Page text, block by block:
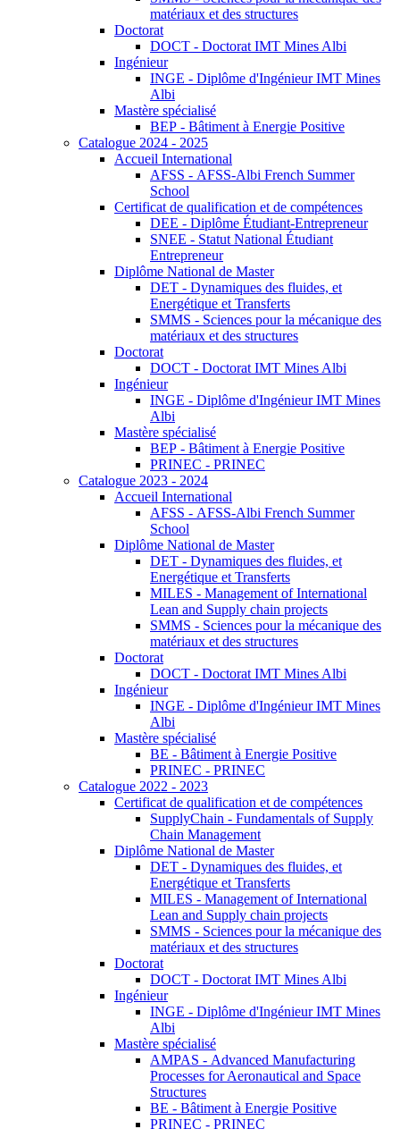
matériaux et des structures
Doctorat
DOCT - Doctorat IMT Mines Albi
Ingénieur
INGE - Diplôme d'Ingénieur IMT Mines
Albi
Mastère spécialisé
BEP - Bâtiment à Energie Positive
Catalogue 2024 - 2025
Accueil International
AFSS - AFSS-Albi French Summer
School
Certificat de qualification et de compétences
DEE - Diplôme Étudiant-Entrepreneur
SNEE - Statut National Étudiant
Entrepreneur
Diplôme National de Master
DET - Dynamiques des fluides, et
Energétique et Transferts
SMMS - Sciences pour la mécanique des
matériaux et des structures
Doctorat
DOCT - Doctorat IMT Mines Albi
Ingénieur
INGE - Diplôme d'Ingénieur IMT Mines
Albi
Mastère spécialisé
BEP - Bâtiment à Energie Positive
PRINEC - PRINEC
Catalogue 2023 - 2024
Accueil International
AFSS - AFSS-Albi French Summer
School
Diplôme National de Master
DET - Dynamiques des fluides, et
Energétique et Transferts
MILES - Management of International
Lean and Supply chain projects
SMMS - Sciences pour la mécanique des
matériaux et des structures
Doctorat
DOCT - Doctorat IMT Mines Albi
Ingénieur
INGE - Diplôme d'Ingénieur IMT Mines
Albi
Mastère spécialisé
BE - Bâtiment à Energie Positive
PRINEC - PRINEC
Catalogue 2022 - 2023
Certificat de qualification et de compétences
SupplyChain - Fundamentals of Supply
Chain Management
Diplôme National de Master
DET - Dynamiques des fluides, et
Energétique et Transferts
MILES - Management of International
Lean and Supply chain projects
SMMS - Sciences pour la mécanique des
matériaux et des structures
Doctorat
DOCT - Doctorat IMT Mines Albi
Ingénieur
INGE - Diplôme d'Ingénieur IMT Mines
Albi
Mastère spécialisé
AMPAS - Advanced Manufacturing
Processes for Aeronautical and Space
Structures
BE - Bâtiment à Energie Positive
PRINEC - PRINEC